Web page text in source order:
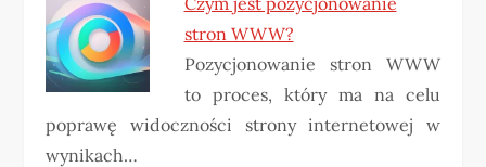
stron WWW?
Pozycjonowanie stron WWW
to proces, który ma na celu
poprawę widoczności strony internetowej w
wynikach…